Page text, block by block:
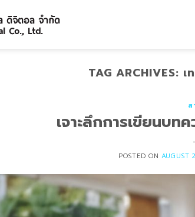
TAG ARCHIVES: เ
ส
เจาะลึกการเขียนบท
POSTED ON AUGUST